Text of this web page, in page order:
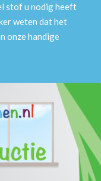
stof u nodig heeft
weten dat het
onze handige